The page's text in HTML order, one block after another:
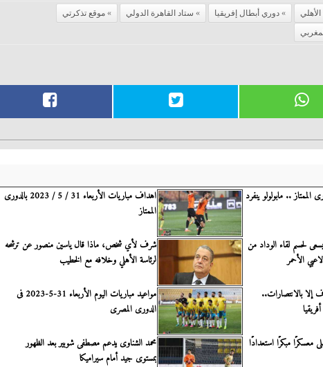
الأهلي دوري أبطال إفريقيا ستاد القاهرة الدولي
موقع تذكرتي
.. مابولولو ينفرد
اهداف مباريات الأربعاء 31 / 5 / 2023 بالدورى
الممتاز
لحسم لقاء الوداد من
الأحمر
شرف لأي شخص، ماذا قال ياسين منصور عن ترشحه
لرئاسة الأهلي وخلافه مع الخطيب
إلا بالانتصارات..
مواعيد مباريات اليوم الأربعاء 31-5-2023 فى
الدورى المصرى
معسكرًا مبكرًا استعدادًا
محمد الشناوى يدعم مصطفى شوبير بعد الظهور
بمستوى جيد أمام سيراميكا